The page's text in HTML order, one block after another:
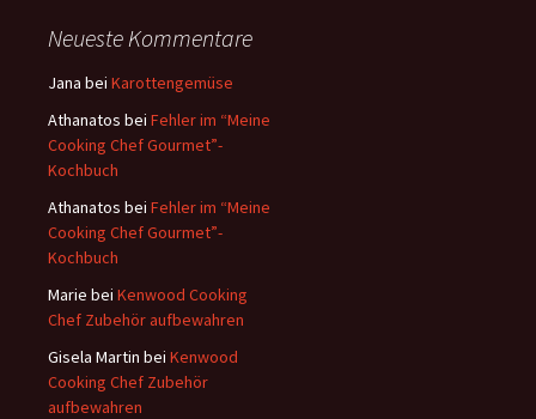
n
c
h
:
Neueste Kommentare
Jana bei Karottengemüse
Athanatos bei Fehler im “Meine
Cooking Chef Gourmet”-
Kochbuch
Athanatos bei Fehler im “Meine
Cooking Chef Gourmet”-
Kochbuch
Marie bei Kenwood Cooking
Chef Zubehör aufbewahren
Gisela Martin bei Kenwood
Cooking Chef Zubehör
aufbewahren